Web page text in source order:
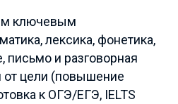
ключевым
лексика, фонетика,
письмо и разговорная
от цели (повышение
к ОГЭ/ЕГЭ, IELTS